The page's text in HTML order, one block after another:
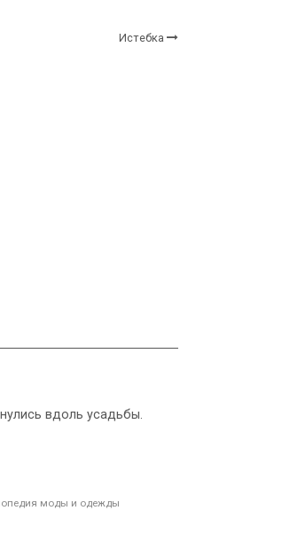
Истебка
вдоль усадьбы.
моды и одежды